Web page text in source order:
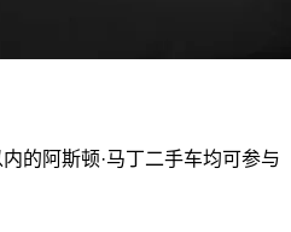
的阿斯顿·马丁二手车均可参与